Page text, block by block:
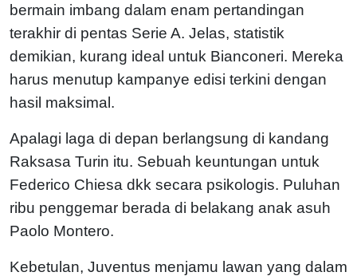
bermain imbang dalam enam pertandingan
terakhir di pentas Serie A. Jelas, statistik
demikian, kurang ideal untuk Bianconeri. Mereka
harus menutup kampanye edisi terkini dengan
hasil maksimal.
Apalagi laga di depan berlangsung di kandang
Raksasa Turin itu. Sebuah keuntungan untuk
Federico Chiesa dkk secara psikologis. Puluhan
ribu penggemar berada di belakang anak asuh
Paolo Montero.
Kebetulan, Juventus menjamu lawan yang dalam